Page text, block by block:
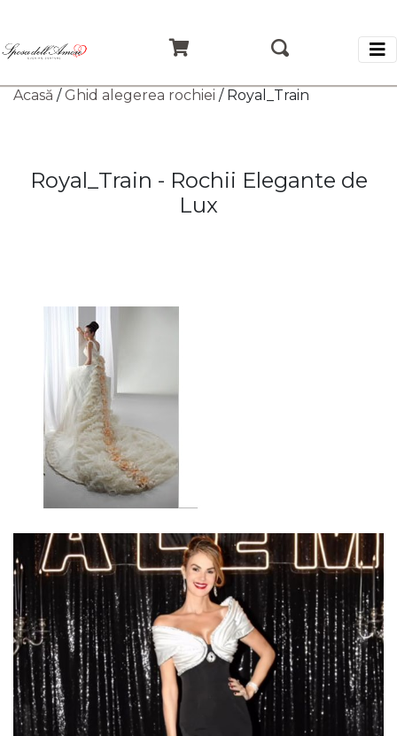
Acasă / Ghid alegerea rochiei / Royal_Train
Royal_Train - Rochii Elegante de
Lux